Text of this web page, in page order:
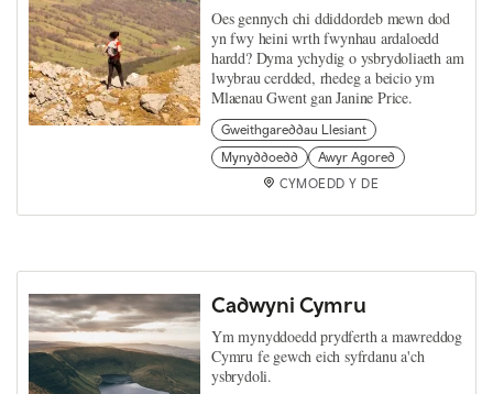
Oes gennych chi ddiddordeb mewn dod
yn fwy heini wrth fwynhau ardaloedd
hardd? Dyma ychydig o ysbrydoliaeth am
lwybrau cerdded, rhedeg a beicio ym
Mlaenau Gwent gan Janine Price.
Gweithgareddau Llesiant
Mynyddoedd
Awyr Agored
CYMOEDD Y DE
Cadwyni Cymru
Ym mynyddoedd prydferth a mawreddog
Cymru fe gewch eich syfrdanu a'ch
ysbrydoli.